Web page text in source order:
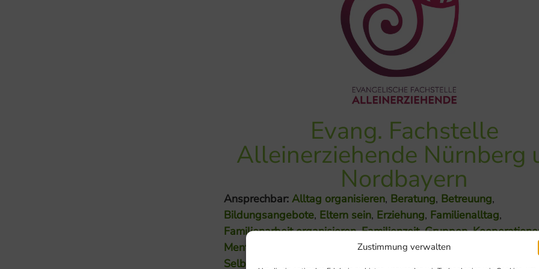
Zustimmung verwalten
Evang. Fachstelle
Alleinerziehende Nürnberg
Nordbayern
Ansprechbar: Alltag organisieren, Beratung, Betreuung,
Bildungsangebote, Eltern sein, Erziehung, Familienalltag,
Familienarbeit organisieren, Familienzeit, Gruppen,
Mental Load
Miteinander reden, Offene Treffs & Cafés
Selbstfürsorge